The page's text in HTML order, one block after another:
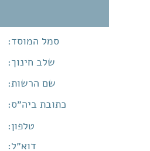
סמל המוסד:
שלב חינוך:
שם הרשות:
כתובת ביה״ס:
טלפון:
דוא״ל: